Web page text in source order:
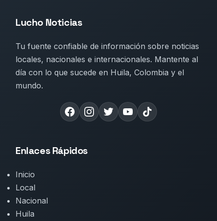
Lucho Noticias
Tu fuente confiable de información sobre noticias
locales, nacionales e internacionales. Mantente al
día con lo que sucede en Huila, Colombia y el
mundo.
Enlaces Rápidos
Inicio
Local
Nacional
Huila